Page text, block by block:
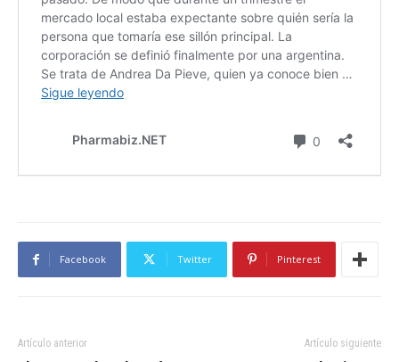
Facebook Twitter Pinterest
Artículo anterior Artículo siguiente